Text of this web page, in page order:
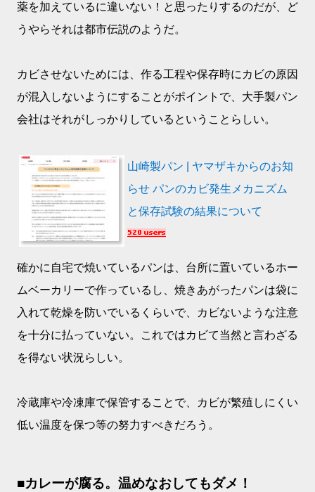
薬を加えているに違いない！と思ったりするのだが、ど
うやらそれは都市伝説のようだ。
カビさせないためには、作る工程や保存時にカビの原因
が混入しないようにすることがポイントで、大手製パン
会社はそれがしっかりしているということらしい。
山崎製パン | ヤマザキからのお知
らせ パンのカビ発生メカニズム
と保存試験の結果について
確かに自宅で焼いているパンは、台所に置いているホー
ムベーカリーで作っているし、焼きあがったパンは袋に
入れて乾燥を防いでいるくらいで、カビないような注意
を十分に払っていない。これではカビて当然と言わざる
を得ない状況らしい。
冷蔵庫や冷凍庫で保管することで、カビが繁殖しにくい
低い温度を保つ等の努力すべきだろう。
■カレーが腐る。温めなおしてもダメ！